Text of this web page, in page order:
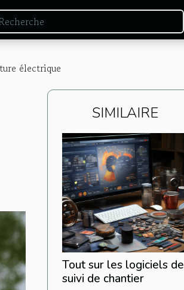
électrique
SIMILAIRE
Tout sur les logiciels de
suivi de chantier